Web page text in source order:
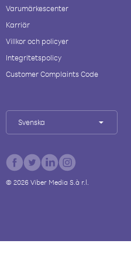
Varumärkescenter
Karriär
Villkor och policyer
Integritetspolicy
Customer Complaints Code
Svenska
© 2026Viber Media S.à r.l.